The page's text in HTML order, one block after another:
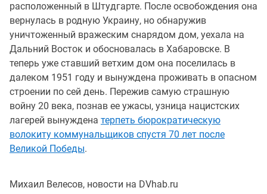
расположенный в Штудгарте. После освобождения она
вернулась в родную Украину, но обнаружив
уничтоженный вражеским снарядом дом, уехала на
Дальний Восток и обосновалась в Хабаровске. В
теперь уже ставший ветхим дом она поселилась в
далеком 1951 году и вынуждена проживать в опасном
строении по сей день. Пережив самую страшную
войну 20 века, познав ее ужасы, узница нацистских
лагерей вынуждена терпеть бюрократическую
волокиту коммунальщиков спустя 70 лет после
Великой Победы.
Михаил Велесов, новости на DVhab.ru